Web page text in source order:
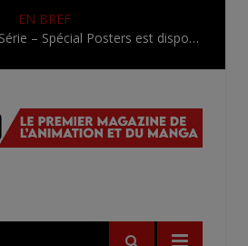
EN BREF
L’AnimeLand Hors-Série – Spécial Posters est disponible !